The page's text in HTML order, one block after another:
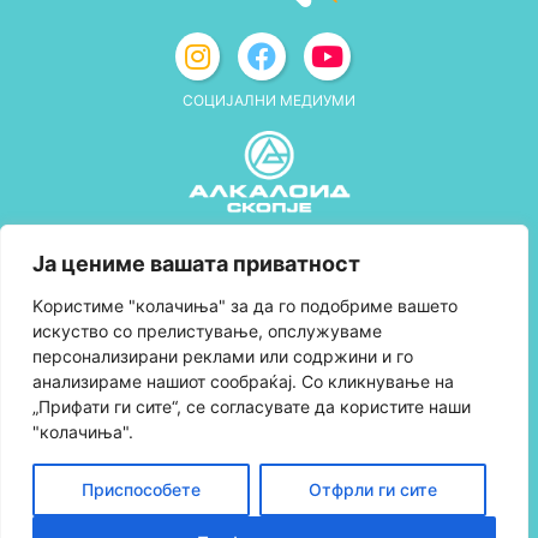
Ја цениме вашата приватност
Kористиме "колачиња" за да го подобриме вашето
искуство со прелистување, опслужуваме
персонализирани реклами или содржини и го
анализираме нашиот сообраќај. Со кликнување на
„Прифати ги сите“, се согласувате да користите наши
"колачиња".
Приспособете Отфрли ги сите
СОЦИЈАЛНИ МЕДИУМИ
Правила и услови за користење
Политика за колачиња
Правила за учество во програмата за
лојалност и политика за собирање поени
Контактирајте нè